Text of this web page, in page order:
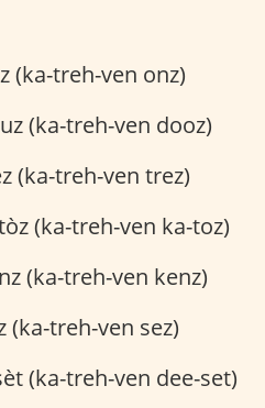
(ka-treh-ven onz)
(ka-treh-ven dooz)
(ka-treh-ven trez)
(ka-treh-ven ka-toz)
(ka-treh-ven kenz)
(ka-treh-ven sez)
(ka-treh-ven dee-set)